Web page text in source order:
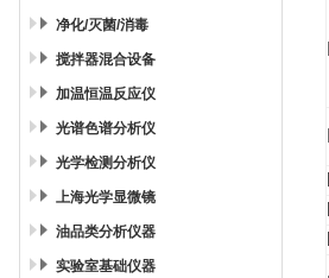
净化/灭菌/消毒
搅拌器混合设备
加温恒温反应仪
光谱色谱分析仪
光学检测分析仪
上海光学显微镜
油品类分析仪器
实验室基础仪器